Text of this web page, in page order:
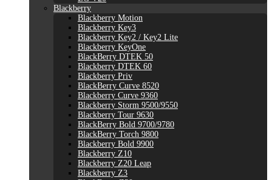
Blackberry
Blackberry Motion
Blackberry Key3
Blackberry Key2 / Key2 Lite
Blackberry KeyOne
BlackBerry DTEK 50
Blackberry DTEK 60
Blackberry Priv
BlackBerry Curve 8520
Blackberry Curve 9360
Blackberry Storm 9500/9550
Blackberry Tour 9630
BlackBerry Bold 9700/9780
BlackBerry Torch 9800
Blackberry Bold 9900
Blackberry Z10
Blackberry Z20 Leap
Blackberry Z3